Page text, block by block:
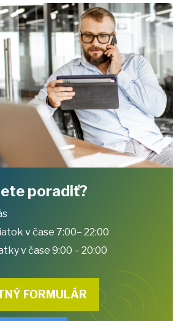
poradiť?
v čase 7:00– 22:00
v čase 9:00 – 20:00
FORMULÁR